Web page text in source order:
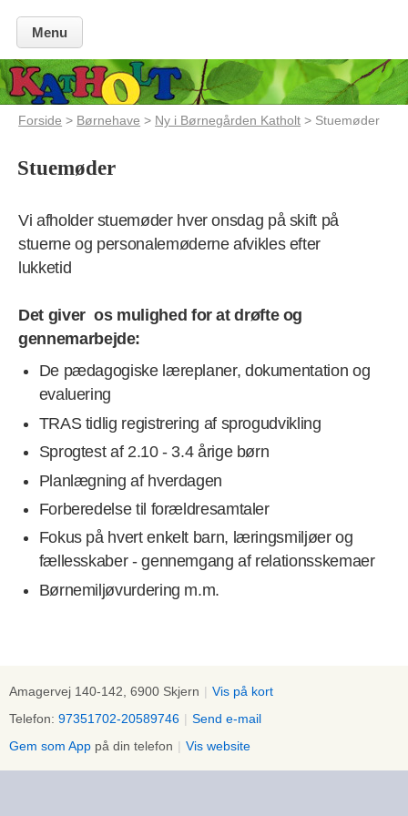
Menu
Forside > Børnehave > Ny i Børnegården Katholt > Stuemøder
Stuemøder
Vi afholder stuemøder hver onsdag på skift på
stuerne og personalemøderne afvikles efter
lukketid
Det giver os mulighed for at drøfte og
gennemarbejde:
De pædagogiske læreplaner, dokumentation og
evaluering
TRAS tidlig registrering af sprogudvikling
Sprogtest af 2.10 - 3.4 årige børn
Planlægning af hverdagen
Forberedelse til forældresamtaler
Fokus på hvert enkelt barn, læringsmiljøer og
fællesskaber - gennemgang af relationsskemaer
Børnemiljøvurdering m.m.
Amagervej 140-142, 6900 Skjern | Vis på kort
Telefon: 97351702-20589746 | Send e-mail
Gem som App på din telefon | Vis website